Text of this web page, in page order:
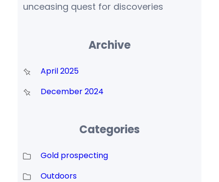
unceasing quest for discoveries
Archive
April 2025
December 2024
Categories
Gold prospecting
Outdoors